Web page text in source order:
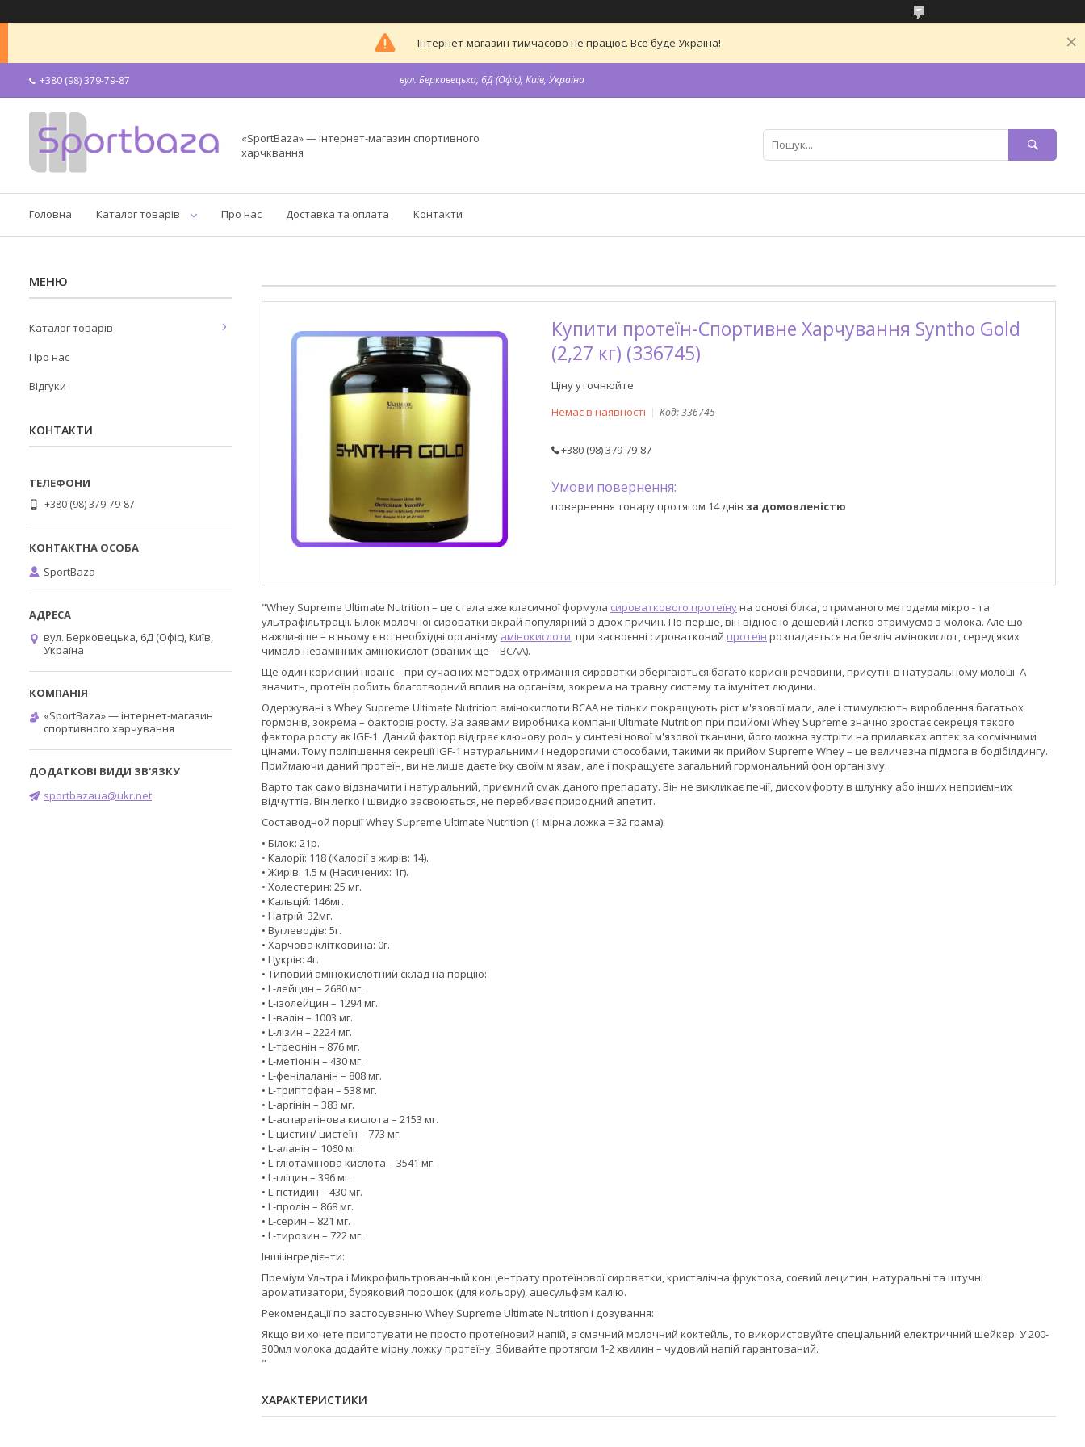
Інтернет-магазин тимчасово не працює. Все буде Україна!
+380 (98) 379-79-87 вул. Берковецька, 6Д (Офіс), Київ, Україна
«SportBaza» — інтернет-магазин спортивного
харчквання
Головна Каталог товарів Про нас Доставка та оплата Контакти
Купити протеїн-Спортивне Харчування Syntho Gold
(2,27 кг) (336745)
Ціну уточнюйте
Немає в наявності
Код:336745
+380 (98) 379-79-87
повернення товару протягом 14 днів за домовленістю
"Whey Supreme Ultimate Nutrition – це стала вже класичної формула сироваткового протеїнуна основі білка, отриманого методами мікро - та
ультрафільтрації. Білок молочної сироватки вкрай популярний з двох причин. По-перше, він відносно дешевий і легко отримуємо з молока. Але що
важливіше – в ньому є всі необхідні організму амінокислоти, при засвоєнні сироватковий протеїн розпадається на безліч амінокислот, серед яких
чимало незамінних амінокислот (званих ще – ВСАА).
Ще один корисний нюанс – при сучасних методах отримання сироватки зберігаються багато корисні речовини, присутні в натуральному молоці. А
значить, протеїн робить благотворний вплив на організм, зокрема на травну систему та імунітет людини.
Одержувані з Whey Supreme Ultimate Nutrition амінокислоти ВСАА не тільки покращують ріст м'язової маси, але і стимулюють вироблення багатьох
гормонів, зокрема – факторів росту. За заявами виробника компанії Ultimate Nutrition при прийомі Whey Supreme значно зростає секреція такого
фактора росту як IGF-1. Даний фактор відіграє ключову роль у синтезі нової м'язової тканини, його можна зустріти на прилавках аптек за космічними
цінами. Тому поліпшення секреції IGF-1 натуральними і недорогими способами, такими як прийом Supreme Whey – це величезна підмога в бодібілдингу.
Приймаючи даний протеїн, ви не лише даєте їжу своїм м'язам, але і покращуєте загальний гормональний фон організму.
Варто так само відзначити і натуральний, приємний смак даного препарату. Він не викликає печії, дискомфорту в шлунку або інших неприємних
відчуттів. Він легко і швидко засвоюється, не перебиває природний апетит.
Составодной порції Whey Supreme Ultimate Nutrition (1 мірна ложка = 32 грама):
• Білок: 21р.
• Калорії: 118 (Калорії з жирів: 14).
• Жирів: 1.5 м (Насичених: 1г).
• Холестерин: 25 мг.
• Кальцій: 146мг.
• Натрій: 32мг.
• Вуглеводів: 5г.
• Харчова клітковина: 0г.
• Цукрів: 4г.
• Типовий амінокислотний склад на порцію:
• L-лейцин – 2680 мг.
• L-ізолейцин – 1294 мг.
• L-валін – 1003 мг.
• L-лізин – 2224 мг.
• L-треонін – 876 мг.
• L-метіонін – 430 мг.
• L-фенілаланін – 808 мг.
• L-триптофан – 538 мг.
• L-аргінін – 383 мг.
• L-аспарагінова кислота – 2153 мг.
• L-цистин/ цистеїн – 773 мг.
• L-аланін – 1060 мг.
• L-глютамінова кислота – 3541 мг.
• L-гліцин – 396 мг.
• L-гістидин – 430 мг.
• L-пролін – 868 мг.
• L-серин – 821 мг.
• L-тирозин – 722 мг.
Інші інгредієнти:
Преміум Ультра і Микрофильтрованный концентрату протеїнової сироватки, кристалічна фруктоза, соєвий лецитин, натуральні та штучні
ароматизатори, буряковий порошок (для кольору), ацесульфам калію.
Рекомендації по застосуванню Whey Supreme Ultimate Nutrition і дозування:
Якщо ви хочете приготувати не просто протеїновий напій, а смачний молочний коктейль, то використовуйте спеціальний електричний шейкер. У 200-
300мл молока додайте мірну ложку протеїну. Збивайте протягом 1-2 хвилин – чудовий напій гарантований.
"
ХАРАКТЕРИСТИКИ
Каталог товарів
Про нас
Відгуки
КОНТАКТИ
+380 (98) 379-79-87
SportBaza
вул. Берковецька, 6Д (Офіс), Київ,
Україна
«SportBaza» — інтернет-магазин
спортивного харчування
sportbazaua@ukr.net